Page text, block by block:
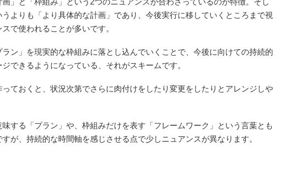
画」と「枠組み」という2つのニュアンスが合わさっているのが特徴。そし
よりも「より具体的な計画」であり、今後実行に移していくところまで視
で使われることが多いです。
ン」を現実的な枠組みに落とし込んでいくことで、今後に向けての持続的
できるようになっている、それがスキームです。
ておくと、状況次第でさらに肉付けをしたり変更をしたりとアレンジしや
する「プラン」や、枠組みだけを表す「フレームワーク」という言葉とも
が、持続的な時間軸を感じさせる点で少しニュアンスが異なります。